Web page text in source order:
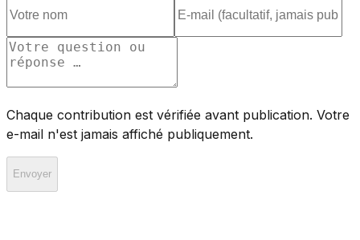
Chaque contribution est vérifiée avant publication. Votre
e-mail n'est jamais affiché publiquement.
Envoyer